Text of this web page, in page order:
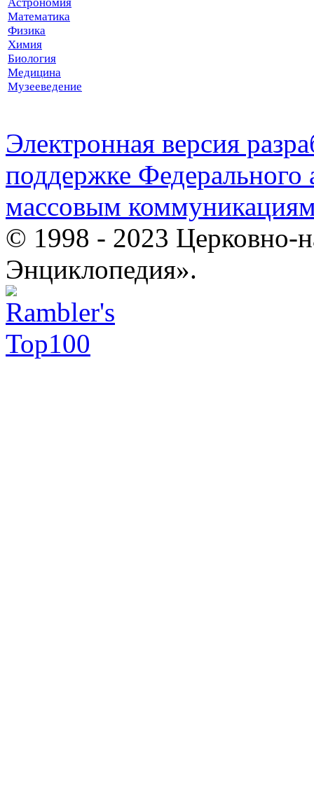
Математика
Физика
Химия
Биология
Медицина
Музееведение
Электронная версия
поддержке Федерального
массовым
© 1998 - 2023 Церковно-
Энциклопедия».